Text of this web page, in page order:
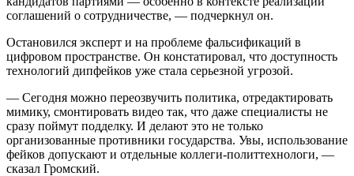
соглашений о сотрудничестве, — подчеркнул он.
Остановился эксперт и на проблеме фальсификаций в
цифровом пространстве. Он констатировал, что доступность
технологий дипфейков уже стала серьезной угрозой.
— Сегодня можно переозвучить политика, отредактировать
мимику, смонтировать видео так, что даже специалисты не
сразу поймут подделку. И делают это не только
организованные противники государства. Увы, использование
фейков допускают и отдельные коллеги-политтехнологи, —
сказал Громский.